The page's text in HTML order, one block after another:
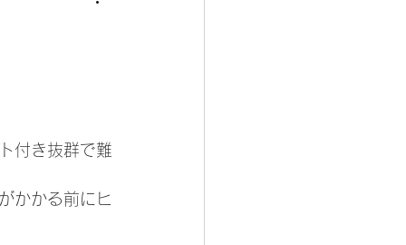
付き抜群で難
かかる前にヒ